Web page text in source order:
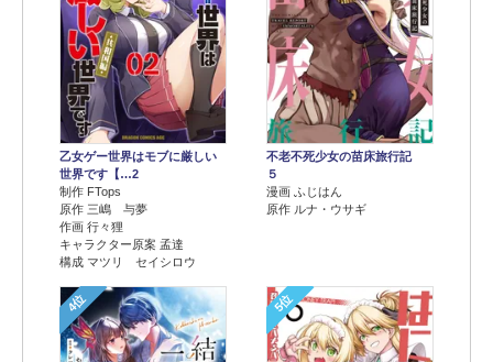
乙女ゲー世界はモブに厳しい
世界です【…2
制作 FTops
原作 三嶋 与夢
作画 行々狸
キャラクター原案 孟達
構成 マツリ セイシロウ
不老不死少女の苗床旅行記
５
漫画 ふじはん
原作 ルナ・ウサギ
4位 5位